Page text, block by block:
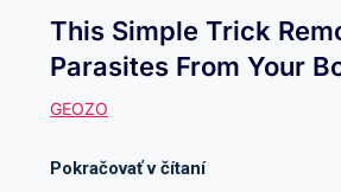
This Simple Trick
Parasites From Your